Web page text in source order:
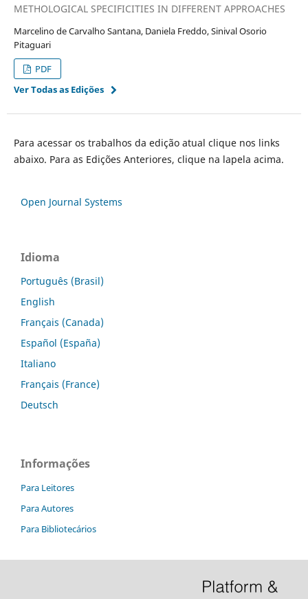
METHOLOGICAL SPECIFICITIES IN DIFFERENT APPROACHES
Marcelino de Carvalho Santana, Daniela Freddo, Sinival Osorio
Pitaguari
PDF
Ver Todas as Edições
Para acessar os trabalhos da edição atual clique nos links
abaixo. Para as Edições Anteriores, clique na lapela acima.
Open Journal Systems
Idioma
Português (Brasil)
English
Français (Canada)
Español (España)
Italiano
Français (France)
Deutsch
Informações
Para Leitores
Para Autores
Para Bibliotecários